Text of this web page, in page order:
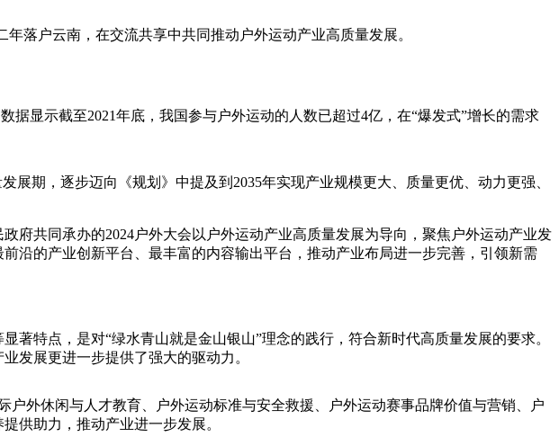
道路
颜选攻略 海洋 时尚 天气 才艺 网展 央央好物
落户云南，在交流共享中共同推动户外运动产业高质量发展。
显示截至2021年底，我国参与户外运动的人数已超过4亿，在“爆发式”增长的需求
期，逐步迈向《规划》中提及到2035年实现产业规模更大、质量更优、动力更强、
共同承办的2024户外大会以户外运动产业高质量发展为导向，聚焦户外运动产业发
沿的产业创新平台、最丰富的内容输出平台，推动产业布局进一步完善，引领新需
特点，是对“绿水青山就是金山银山”理念的践行，符合新时代高质量发展的要求。
发展更进一步提供了强大的驱动力。
外休闲与人才教育、户外运动标准与安全救援、户外运动赛事品牌价值与营销、户
供助力，推动产业进一步发展。